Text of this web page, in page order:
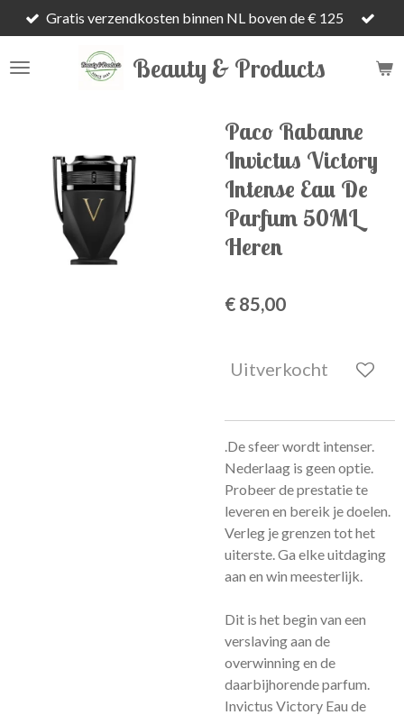
Ga
direct
naar
Beauty & Products
Gratis verzendkosten binnen NL boven de € 125
Paco Rabanne
Invictus Victory
Intense Eau De
Parfum 50ML
Heren
€ 85,00
Uitverkocht
.De sfeer wordt intenser.
Nederlaag is geen optie.
Probeer de prestatie te
leveren en bereik je doelen.
Verleg je grenzen tot het
uiterste. Ga elke uitdaging
aan en win meesterlijk.
Dit is het begin van een
verslaving aan de
overwinning en de
daarbijhorende parfum.
Invictus Victory Eau de